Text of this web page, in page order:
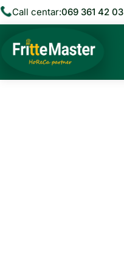
Call centar:069 361 42 03